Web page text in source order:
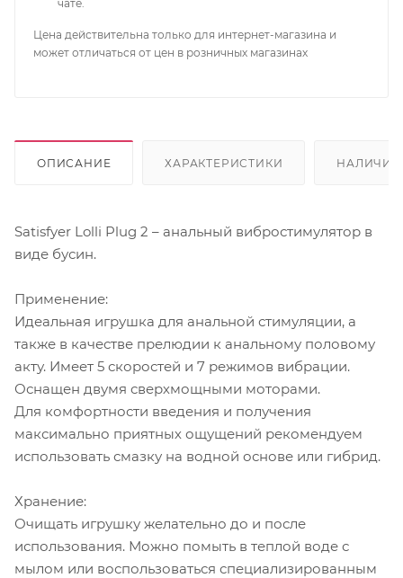
чате.
Цена действительна только для интернет-магазина и
может отличаться от цен в розничных магазинах
ОПИСАНИЕ ХАРАКТЕРИСТИКИ НАЛИЧИЕ
Satisfyer Lolli Plug 2 – анальный вибростимулятор в
виде бусин.
Применение:
Идеальная игрушка для анальной стимуляции, а
также в качестве прелюдии к анальному половому
акту. Имеет 5 скоростей и 7 режимов вибрации.
Оснащен двумя сверхмощными моторами.
Для комфортности введения и получения
максимально приятных ощущений рекомендуем
использовать смазку на водной основе или гибрид.
Хранение:
Очищать игрушку желательно до и после
использования. Можно помыть в теплой воде с
мылом или воспользоваться специализированным